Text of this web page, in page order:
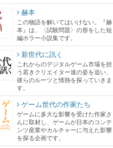
赫本
この物語を解いてはいけない。『赫
本』は、〈試験問題〉の形をした短
編ホラー小説集です。
新世代に訊く
これからのデジタルゲーム市場を担
う若きクリエイター達の姿を追い、
彼らのルーツと情熱を探っていきま
す。
ゲーム世代の作家たち
ゲームに多大な影響を受けた作家さ
んに取材し、ゲームが日本のコンテ
ンツ産業やカルチャーに与えた影響
を探る企画です。